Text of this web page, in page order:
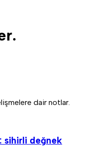
dair notlar.
sihirli değnek